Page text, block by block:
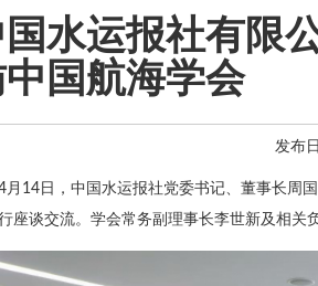
国水运报社有限
国航海学会
发布
月14日，中国水运报社党委书记、董事长周
座谈交流。学会常务副理事长李世新及相关